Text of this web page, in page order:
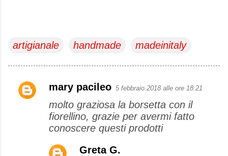
artigianale handmade madeinitaly
C
mary pacileo 5 febbraio 2018 alle ore 18:21
molto graziosa la borsetta con il
fiorellino, grazie per avermi fatto
conoscere questi prodotti
Greta G.